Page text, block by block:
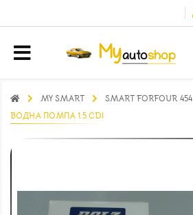
MY SMART SMART FORFOUR 454
ВОДНА ПОМПА 1.5 CDI